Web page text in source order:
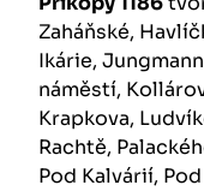
Zaháňské,
Ikárie,
náměstí,
Krapkova,
Rachtě,
Pod Kalvárií,